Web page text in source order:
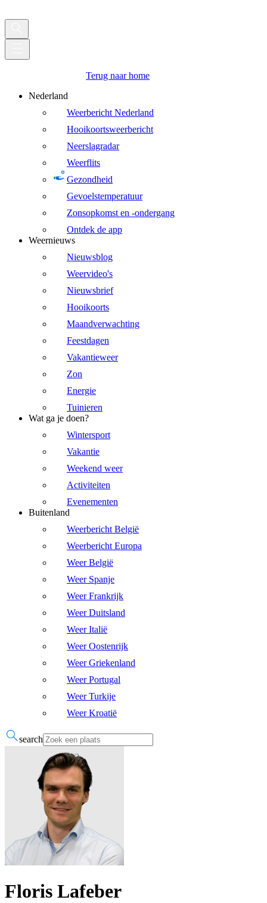
Terug naar home
Nederland
Weerbericht Nederland
Hooikoortsweerbericht
Neerslagradar
Weerflits
Gezondheid
Gevoelstemperatuur
Zonsopkomst en -ondergang
Ontdek de app
Weernieuws
Nieuwsblog
Weervideo's
Nieuwsbrief
Hooikoorts
Maandverwachting
Feestdagen
Vakantieweer
Zon
Energie
Tuinieren
Wat ga je doen?
Wintersport
Vakantie
Weekend weer
Activiteiten
Evenementen
Buitenland
Weerbericht België
Weerbericht Europa
Weer België
Weer Spanje
Weer Frankrijk
Weer Duitsland
Weer Italië
Weer Oostenrijk
Weer Griekenland
Weer Portugal
Weer Turkije
Weer Kroatië
search
Floris Lafeber